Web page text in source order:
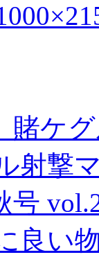
賭ケ
射撃
号
良い